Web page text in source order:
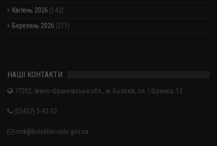
Квітень 2026 (142)
Березень 2026 (211)
НАШІ КОНТАКТИ
77202, Івано-Франківська обл., м. Болехів, пл. І.Франка, 12
(03437) 3-42-52
mvk@bolekhiv-rada.gov.ua